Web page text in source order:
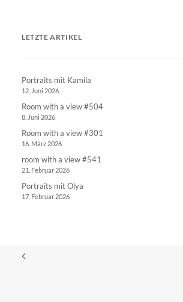
LETZTE ARTIKEL
Portraits mit Kamila
12. Juni 2026
Room with a view #504
8. Juni 2026
Room with a view #301
16. März 2026
room with a view #541
21. Februar 2026
Portraits mit Olya
17. Februar 2026